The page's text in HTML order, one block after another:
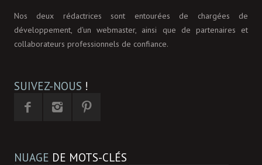
Nos deux rédactrices sont entourées de chargées de
développement, d'un webmaster, ainsi que de partenaires et
collaborateurs professionnels de confiance.
SUIVEZ-NOUS !
NUAGE DE MOTS-CLÉS